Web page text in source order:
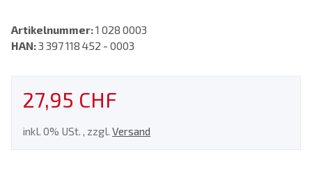
Artikelnummer:1 028 0003
HAN:3 397 118 452 - 0003
27,95 CHF
inkl. 0% USt. , zzgl. Versand